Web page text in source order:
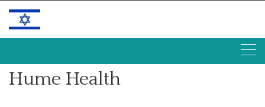
Hume Health